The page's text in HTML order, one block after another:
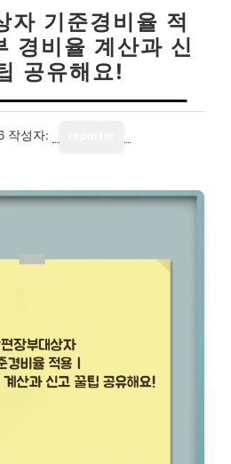
자 기준경비율 적
경비율 계산과 신
공유해요!
작성자: